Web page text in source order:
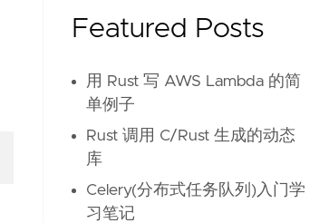
Featured Posts
用 Rust 写 AWS Lambda 的简
单例子
Rust 调用 C/Rust 生成的动态
库
Celery(分布式任务队列)入门学
习笔记